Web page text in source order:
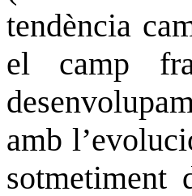
tendència
el camp
amb
sotmetiment